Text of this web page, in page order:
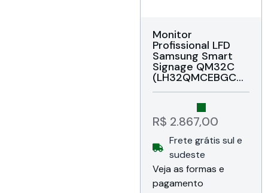
Monitor
Profissional LFD
Samsung Smart
Signage QM32C
(LH32QMCEBGCXZ
A) Tela LED Crystal
Resolução 1.920 x
1.080 pixels, Brilho
400 Nits,
Contraste 4000:1,
Antirreflexo,
Operação 24/7,
Resposta 8ms,
Horizontal ou
R$ 2.867,00
Frete grátis sul e
sudeste
Veja as formas e
pagamento